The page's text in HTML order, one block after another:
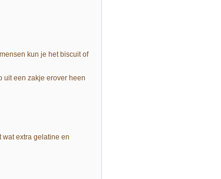
kun je het biscuit of
uit een zakje erover heen
extra gelatine en